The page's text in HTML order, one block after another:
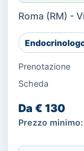
Roma (RM) -
Prenotazione
Scheda
Da € 130
Prezzo